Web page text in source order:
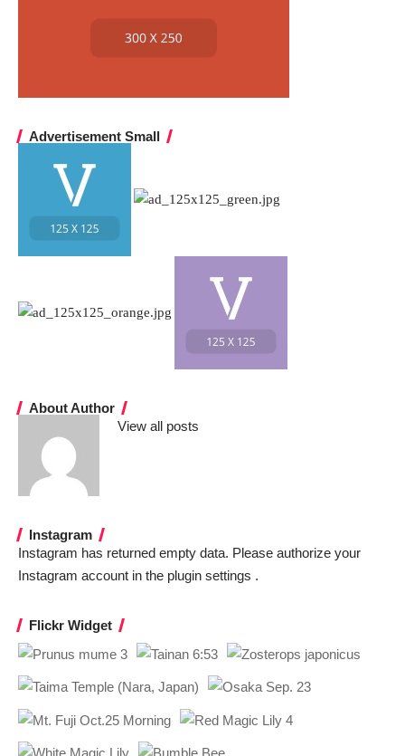
Advertisement Small
About Author
View all posts
Instagram
Instagram has returned empty data. Please authorize your
Instagram account in the plugin settings .
Flickr Widget